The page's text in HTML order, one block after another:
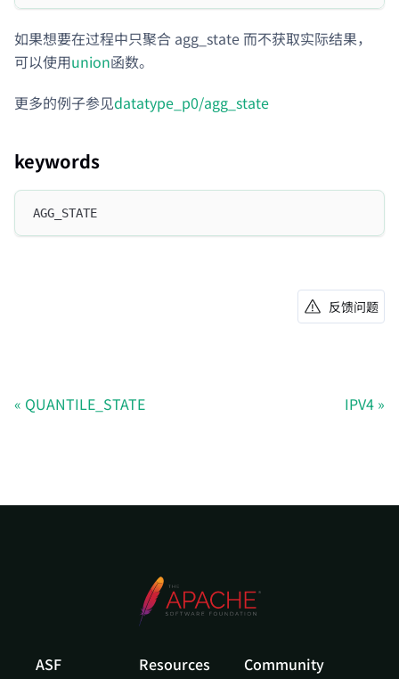
如果想要在过程中只聚合 agg_state 而不获取实际结果，
可以使用union函数。
更多的例子参见datatype_p0/agg_state
keywords
AGG_STATE
反馈问题
QUANTILE_STATE IPV4
ASF Resources Community